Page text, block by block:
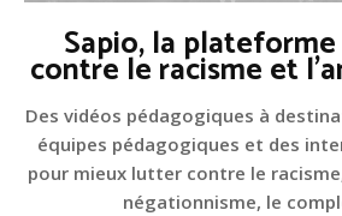
Sapio, la
contre le racisme et
Des vidéos pédagogiques à
équipes pédagogiques et des
pour mieux lutter contre le
négationnisme, le